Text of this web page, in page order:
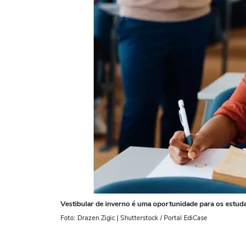
Vestibular de inverno é uma oportunidade para os
Foto: Drazen Zigic | Shutterstock / Portal EdiCase